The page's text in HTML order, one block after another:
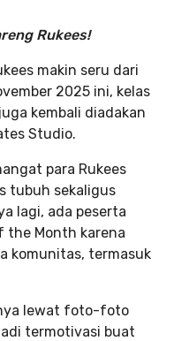
Rukees!
makin seru dari
2025 ini, kelas
kembali diadakan
Studio.
para Rukees
tubuh sekaligus
lagi, ada peserta
the Month karena
komunitas, termasuk
lewat foto-foto
termotivasi buat